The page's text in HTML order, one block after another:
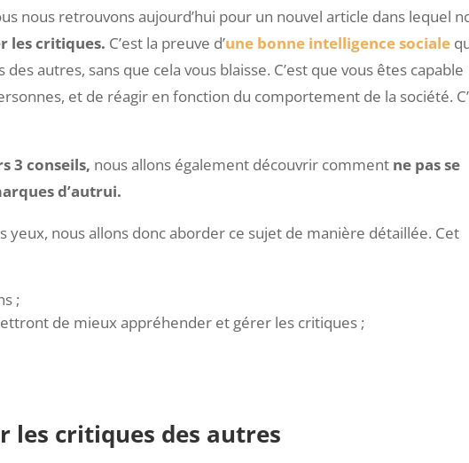
nous retrouvons aujourd’hui pour un nouvel article dans lequel
les critiques.
et de réagir en fonction du comportement de la société.
3 conseils,nous allons également découvrir commentne pas se
d’autrui.
yeux, nous allons donc aborder ce sujet de manière détaillée. Cet